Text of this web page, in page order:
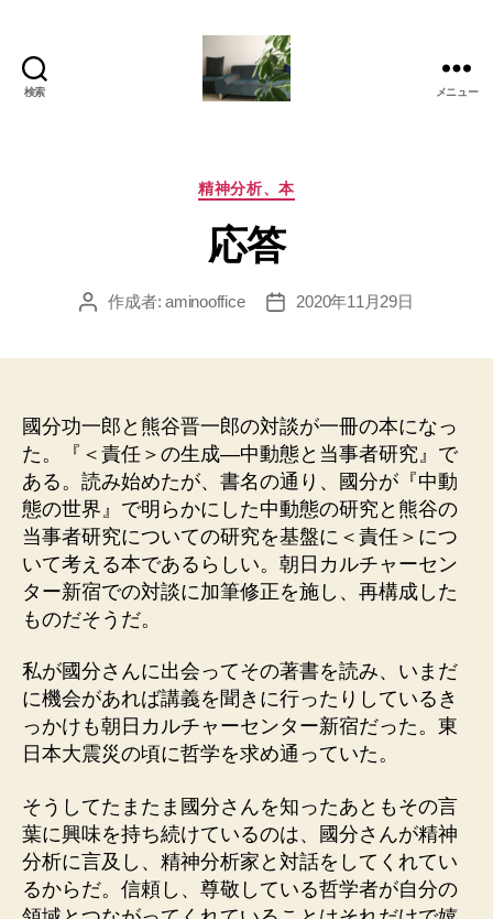
検索
美
か
も
の
グ
メニュー
カ
ゴ
リ
精神分析、本
応答
投
作成者:aminooffice
投
2020年11月29日
國分功一郎と熊谷晋一郎の対談が一冊の本になっ
た。『＜責任＞の生成―中動態と当事者研究』で
ある。読み始めたが、書名の通り、國分が『中動
態の世界』で明らかにした中動態の研究と熊谷の
当事者研究についての研究を基盤に＜責任＞につ
いて考える本であるらしい。朝日カルチャーセン
ター新宿での対談に加筆修正を施し、再構成した
ものだそうだ。
私が國分さんに出会ってその著書を読み、いまだ
に機会があれば講義を聞きに行ったりしているき
っかけも朝日カルチャーセンター新宿だった。東
日本大震災の頃に哲学を求め通っていた。
そうしてたまたま國分さんを知ったあともその言
葉に興味を持ち続けているのは、國分さんが精神
分析に言及し、精神分析家と対話をしてくれてい
るからだ。信頼し、尊敬している哲学者が自分の